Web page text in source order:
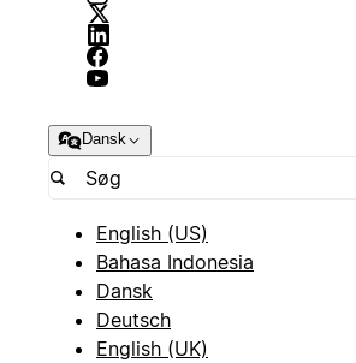
Dansk
English (US)
Bahasa Indonesia
Dansk
Deutsch
English (UK)